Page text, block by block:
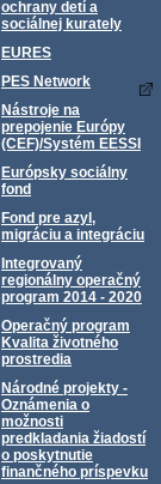
ochrany detí a
sociálnej kurately
EURES
PES Network
Nástroje na
prepojenie Európy
(CEF)/Systém EESSI
Európsky sociálny
fond
Fond pre azyl,
migráciu a integráciu
Integrovaný
regionálny operačný
program 2014 - 2020
Operačný program
Kvalita životného
prostredia
Národné projekty -
Oznámenia o
možnosti
predkladania žiadostí
o poskytnutie
finančného príspevku